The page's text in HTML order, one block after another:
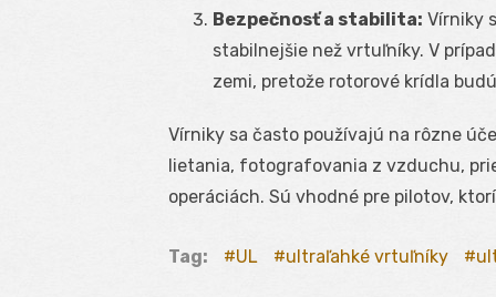
Bezpečnosť a stabilita: Vírniky
stabilnejšie než vrtuľníky. V
zemi, pretože rotorové krídla
Vírniky sa často používajú na rôzne
lietania, fotografovania z vzduchu,
operáciách. Sú vhodné pre pilotov,
Tag: UL ultraľahké vrtuľníky